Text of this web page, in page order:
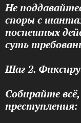
Не
споры с
поспешных
суть
Шаг 2.
Собирайте
преступления: